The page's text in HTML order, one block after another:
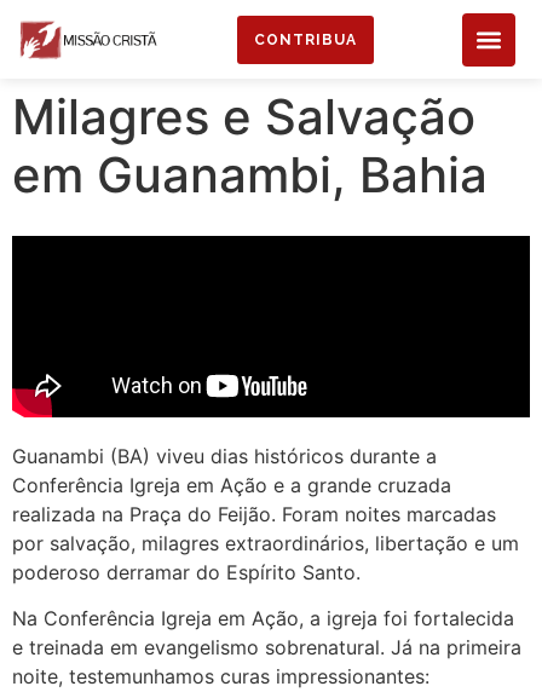
CONTRIBUA
Milagres e Salvação
em Guanambi, Bahia
Guanambi (BA) viveu dias históricos durante a
Conferência Igreja em Ação e a grande cruzada
realizada na Praça do Feijão. Foram noites marcadas
por salvação, milagres extraordinários, libertação e um
poderoso derramar do Espírito Santo.
Na Conferência Igreja em Ação, a igreja foi fortalecida
e treinada em evangelismo sobrenatural. Já na primeira
noite, testemunhamos curas impressionantes: